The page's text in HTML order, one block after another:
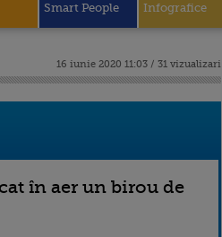
Smart People Infografice
16 iunie 2020 11:03 / 31 vizualizari
în aer un birou de